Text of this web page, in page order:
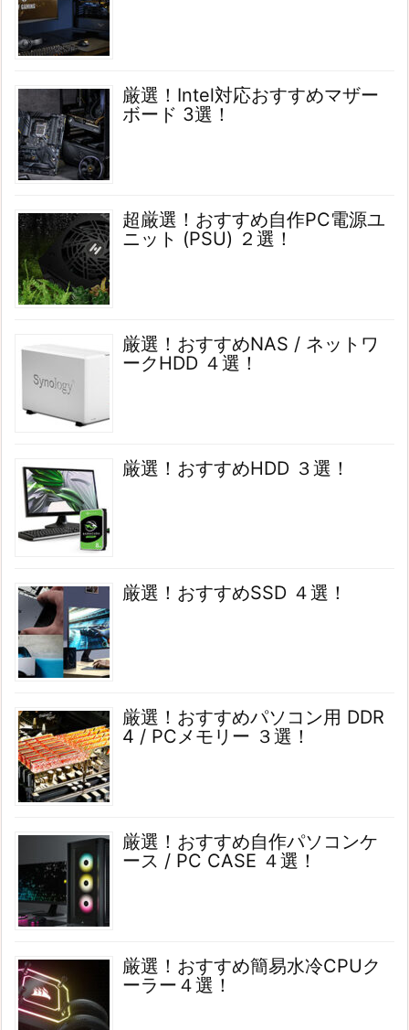
厳選！Intel対応おすすめマザー
ボード 3選！
超厳選！おすすめ自作PC電源ユ
ニット (PSU) ２選！
厳選！おすすめNAS / ネットワ
ークHDD ４選！
厳選！おすすめHDD ３選！
厳選！おすすめSSD ４選！
厳選！おすすめパソコン用 DDR
4 / PCメモリー ３選！
厳選！おすすめ自作パソコンケ
ース / PC CASE ４選！
厳選！おすすめ簡易水冷CPUク
ーラー４選！